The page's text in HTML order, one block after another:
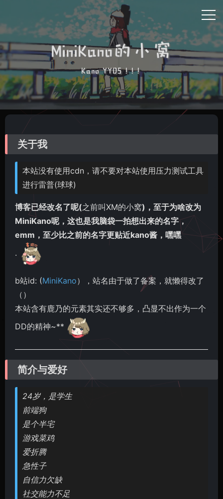
MiniKano的小窝
Kano YYDS ! ! !
关于我
本站没有使用cdn，请不要对本站使用压力测试工具
进行雷普(球球)
博客已经改名了呢(之前叫XM的小窝)，至于为啥改为
MiniKano呢，这也是我脑袋一拍想出来的名字，
emm，至少比之前的名字更贴近kano酱，嘿嘿
.
b站id: (MiniKano），站名由于做了备案，就懒得改了
（）
本站含有鹿乃的元素其实还不够多，凸显不出作为一个
DD的精神~**
简介与爱好
24岁，是学生
前端狗
是个半宅
游戏菜鸡
爱折腾
急性子
自信力欠缺
社交能力不足